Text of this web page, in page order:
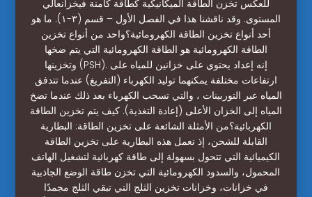
للعكس تخزن الطاقة الميكانيكية كطاقة كامنة فيخزانعالي
المستوى. وقد ناقشنا هذا في الفصل الأول – قسم (٣-١). ما هو
أحد أنواع تخزين الطاقة الكهرومائية؟واحد من أنواع تخزين
الطاقة الكهرومائية هو الطاقة الكهرومائية التي يتم ضخها
وتخزينها (PSH). إنه إعداد يحتوي على خزانين للمياه على
ارتفاعات مختلفة يمكنهما توليد الكهرباء (التفريغ) عندما تتدفق
المياه عبر التوربينات ، والتي تسحب الكهرباء بعد ذلك عندما تضخ
المياه إلى الخزان الأعلى (إعادة التغذية). كيف يتم تخزين الطاقة
الكهربائية؟من الأمثلة الشائعة على تخزين الطاقة: البطارية
القابلة للشحن، إذ تعمل هذه البطارية على تخزين الطاقة
الكيميائية التي تتحول بسهولة إلى طاقة كهربائية لتشغيل الهاتف
المحمول، والسدود الكهرومائية التي تخزن طاقة الوضع الجاذبية
في خزانات، وخزانات تخزين الثلج التي تبقي الثلج مجمدًا